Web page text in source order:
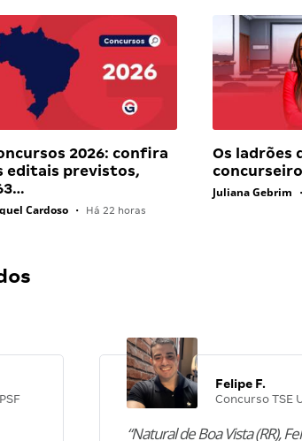
2026: confira
editais previstos,
Cardoso • Há 22 horas
Os ladrões
concurseiro
Juliana Gebrim •
Felipe F.
Concurso TSE
“Natural de Boa Vista (RR),